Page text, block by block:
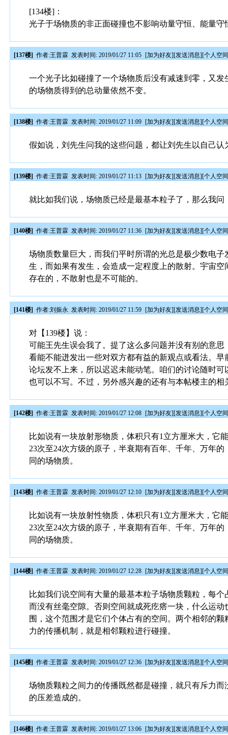
[134楼]：
光子于场物质的非正面碰撞也不影响动量守恒、能量
[137楼] 作者:王普霖 发表时间: 2019/01/27 11:05 [加为好友][发送消息][个人空
一个光子比如碰撞了一个场物质后没有减速到零，又
的场物质得到的总动量依然不变。
[138楼] 作者:王普霖 发表时间: 2019/01/27 11:09 [加为好友][发送消息][个人空
假如说，刘先生问我的这些问题，都让刘先生以自己
[139楼] 作者:王普霖 发表时间: 2019/01/27 11:13 [加为好友][发送消息][个人空
就比如我们说，场物质已经是最基本粒子了，那么我
[140楼] 作者:王普霖 发表时间: 2019/01/27 11:36 [加为好友][发送消息][个人空
场物质数量巨大，而我们平时所谓的光总是极少数电
生，而如果有发生，会造成一定程度上的散射。宇宙
存在的，不散射也是不可能的。
[141楼] 作者:刘振永 发表时间: 2019/01/27 11:59 [加为好友][发送消息][个人空
对【139楼】说：
可能王先生误会我了。提了这么多问题并没有别的意
看能不能迸发出一些对双方都有益的新观点或看法。
论坛发不上来，所以迟迟未能动笔。咱们的讨论随时
也可以不写。不过，另外感兴趣的还有与本帖楼主的
[142楼] 作者:王普霖 发表时间: 2019/01/27 12:08 [加为好友][发送消息][个人空
比如说有一块放射形物质，体积只有1立方厘米大，它
23次至24次方级的原子，半衰期有百年、千年、万年
同的场物质。
[143楼] 作者:王普霖 发表时间: 2019/01/27 12:10 [加为好友][发送消息][个人空
比如说有一块放射性物质，体积只有1立方厘米大，它
23次至24次方级的原子，半衰期有百年、千年、万年
同的场物质。
[144楼] 作者:王普霖 发表时间: 2019/01/27 12:28 [加为好友][发送消息][个人空
比如我们说空间有大量的最基本粒子场物质颗粒，每
而没有丝毫空隙。否则空间就成死疙瘩一块，什么运
围，这个范围才是它们个体占有的空间。两个相邻的
力的传播机制，就是相邻颗粒进行碰撞。
[145楼] 作者:王普霖 发表时间: 2019/01/27 12:36 [加为好友][发送消息][个人空
场物质颗粒之间力的传播既然都是碰撞，就只有斥力
的压差造成的。
[146楼] 作者:王普霖 发表时间: 2019/01/27 13:06 [加为好友][发送消息][个人空